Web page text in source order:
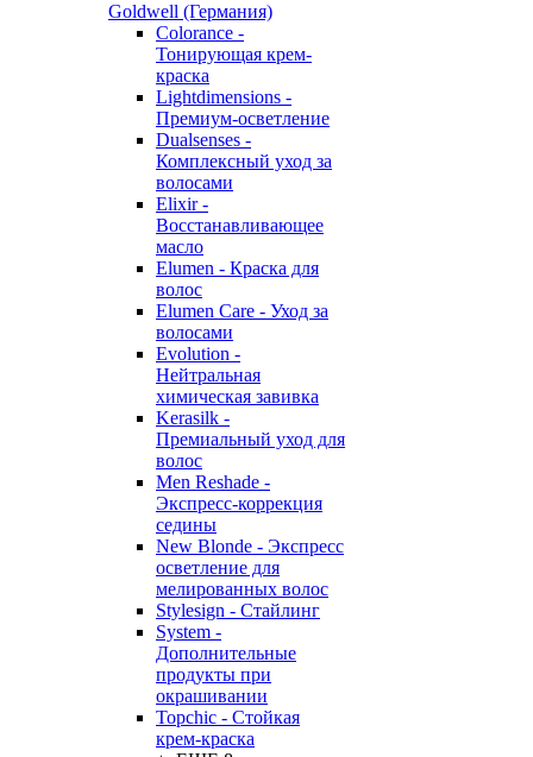
Goldwell (Германия)
Colorance -
Тонирующая крем-
краска
Lightdimensions -
Премиум-осветление
Dualsenses -
Комплексный уход за
волосами
Elixir -
Восстанавливающее
масло
Elumen - Краска для
волос
Elumen Care - Уход за
волосами
Evolution -
Нейтральная
химическая завивка
Kerasilk -
Премиальный уход для
волос
Men Reshade -
Экспресс-коррекция
седины
New Blonde - Экспресс
осветление для
мелированных волос
Stylesign - Стайлинг
System -
Дополнительные
продукты при
окрашивании
Topchic - Стойкая
крем-краска